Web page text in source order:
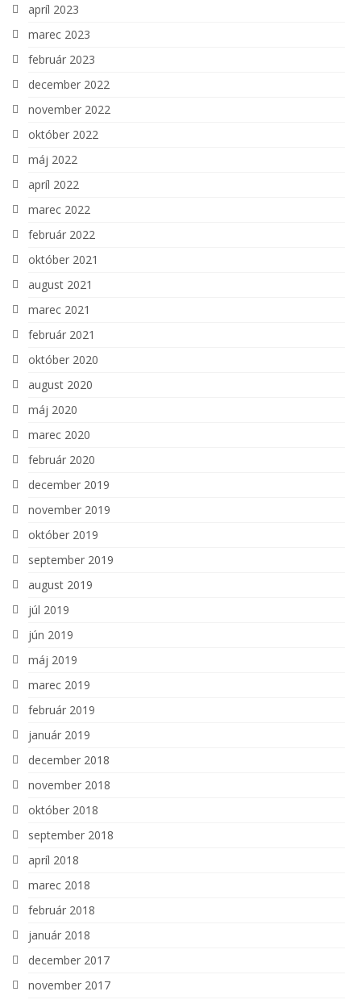
apríl 2023
marec 2023
február 2023
december 2022
november 2022
október 2022
máj 2022
apríl 2022
marec 2022
február 2022
október 2021
august 2021
marec 2021
február 2021
október 2020
august 2020
máj 2020
marec 2020
február 2020
december 2019
november 2019
október 2019
september 2019
august 2019
júl 2019
jún 2019
máj 2019
marec 2019
február 2019
január 2019
december 2018
november 2018
október 2018
september 2018
apríl 2018
marec 2018
február 2018
január 2018
december 2017
november 2017